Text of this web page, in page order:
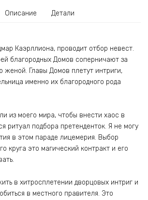
Описание Детали
Каэрллиона, проводит отбор невест.
благородных Домов соперничают за
женой. Главы Домов плетут интриги,
именно их благородного рода
из моего мира, чтобы внести хаос в
ритуал подбора претенденток. Я не могу
в этом параде лицемерия. Выбор
круга это магический контракт и его
в хитросплетении дворцовых интриг и
в местного правителя. Это